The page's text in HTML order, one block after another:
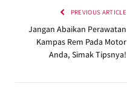
PREVIOUS ARTICLE
Jangan Abaikan Perawatan
Kampas Rem Pada Motor
Anda, Simak Tipsnya!